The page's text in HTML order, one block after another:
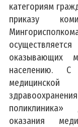
категориям
приказу
оказывающих
населению. С
оказания